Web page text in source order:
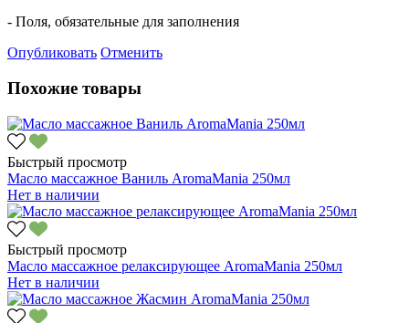
- Поля, обязательные для заполнения
Опубликовать Отменить
Похожие товары
Быстрый просмотр
Масло массажное Ваниль AromaMania 250мл
Нет в наличии
Быстрый просмотр
Масло массажное релаксирующее AromaMania 250мл
Нет в наличии